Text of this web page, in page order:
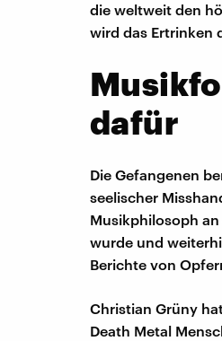
die weltweit den
wird das Ertrinken
dafür
Die Gefangenen
seelischer
Musikphilosoph
wurde und
Berichte von
Christian Grüny
Death Metal